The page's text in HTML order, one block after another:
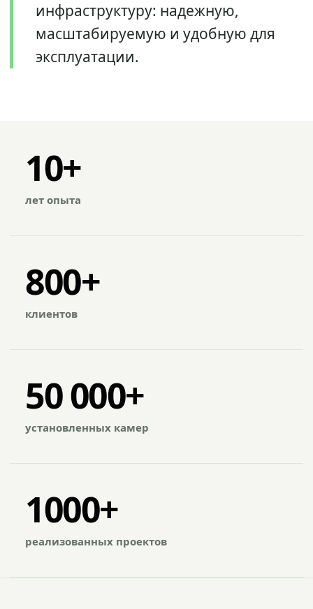
инфраструктуру: надежную,
масштабируемую и удобную для
эксплуатации.
10+
лет опыта
800+
клиентов
50 000+
установленных камер
1000+
реализованных проектов